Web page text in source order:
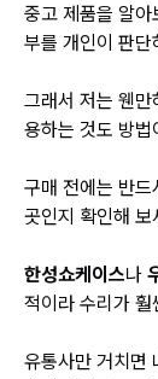
중고 제품을 알아
부를 개인이 판단
그래서 저는 웬만
용하는 것도 방법
구매 전에는 반드
곳인지 확인해 보
한성쇼케이스나
적이라 수리가 훨
유통사만 거치면